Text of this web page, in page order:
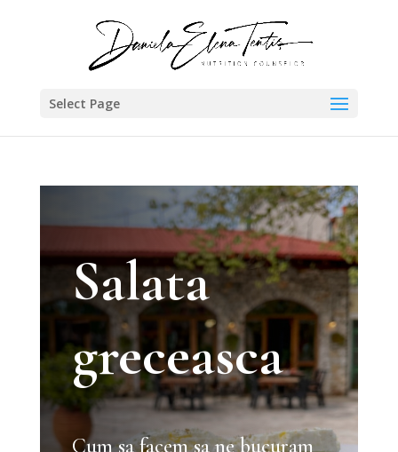
Select Page
Salata
greceasca
Cum sa facem sa ne bucuram